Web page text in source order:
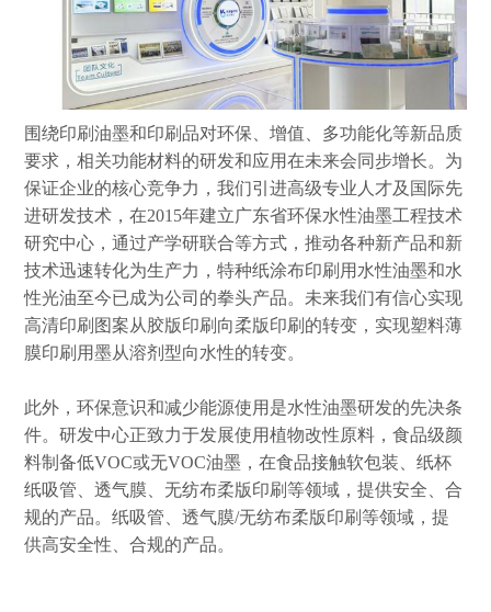
围绕印刷油墨和印刷品对环保、增值、多功能化等新品质
要求，相关功能材料的研发和应用在未来会同步增长。为
保证企业的核心竞争力，我们引进高级专业人才及国际先
进研发技术，在2015年建立广东省环保水性油墨工程技术
研究中心，通过产学研联合等方式，推动各种新产品和新
技术迅速转化为生产力，特种纸涂布印刷用水性油墨和水
性光油至今已成为公司的拳头产品。未来我们有信心实现
高清印刷图案从胶版印刷向柔版印刷的转变，实现塑料薄
膜印刷用墨从溶剂型向水性的转变。
此外，环保意识和减少能源使用是水性油墨研发的先决条
件。研发中心正致力于发展使用植物改性原料，食品级颜
料制备低VOC或无VOC油墨，在食品接触软包装、纸杯
纸吸管、透气膜、无纺布柔版印刷等领域，提供安全、合
规的产品。纸吸管、透气膜/无纺布柔版印刷等领域，提
供高安全性、合规的产品。